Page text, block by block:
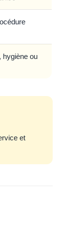
hygiène ou
et